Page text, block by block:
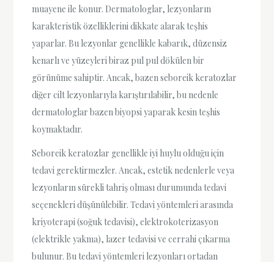
muayene ile konur. Dermatologlar, lezyonların
karakteristik özelliklerini dikkate alarak teşhis
yaparlar. Bu lezyonlar genellikle kabarık, düzensiz
kenarlı ve yüzeyleri biraz pul pul dökülen bir
görünüme sahiptir. Ancak, bazen seboreik keratozlar
diğer cilt lezyonlarıyla karıştırılabilir, bu nedenle
dermatologlar bazen biyopsi yaparak kesin teşhis
koymaktadır.
Seboreik keratozlar genellikle iyi huylu olduğu için
tedavi gerektirmezler. Ancak, estetik nedenlerle veya
lezyonların sürekli tahriş olması durumunda tedavi
seçenekleri düşünülebilir. Tedavi yöntemleri arasında
kriyoterapi (soğuk tedavisi), elektrokoterizasyon
(elektrikle yakma), lazer tedavisi ve cerrahi çıkarma
bulunur. Bu tedavi yöntemleri lezyonları ortadan